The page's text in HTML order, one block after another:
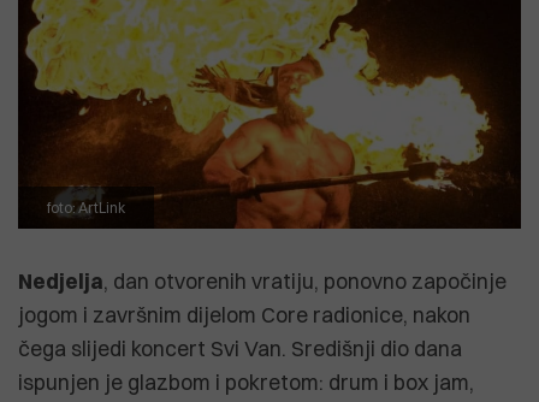
foto: ArtLink
Nedjelja, dan otvorenih vratiju, ponovno započinje
jogom i završnim dijelom Core radionice, nakon
čega slijedi koncert Svi Van. Središnji dio dana
ispunjen je glazbom i pokretom: drum i box jam,